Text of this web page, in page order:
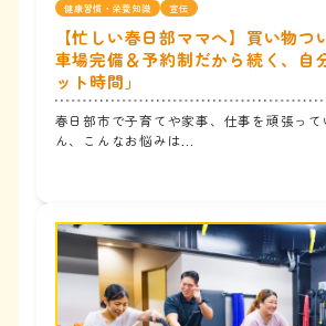
健康習慣・栄養知識 宣伝
【忙しい春日部ママへ】買い物つ
車場完備＆予約制だから続く、自
ット時間」
春日部市で子育てや家事、仕事を頑張って
ん、こんなお悩みは...